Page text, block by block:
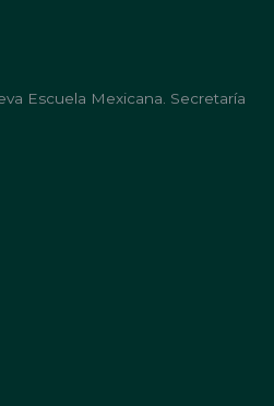
Escuela Mexicana. Secretaría